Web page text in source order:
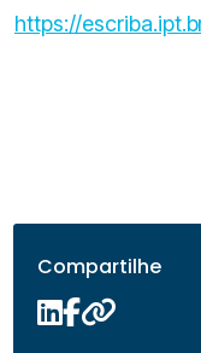
https://
Compartilhe